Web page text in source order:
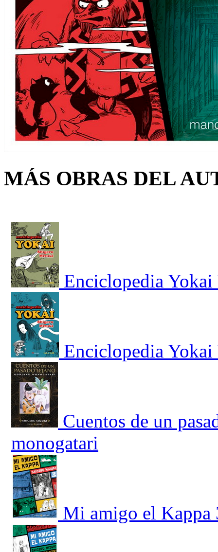
MÁS OBRAS DEL
Enciclopedia
Enciclopedia
Cuentos de un
monogatari
Mi amigo el Kappa